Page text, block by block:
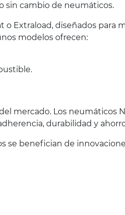
sin cambio de neumáticos.
Extraload, diseñados para
modelos ofrecen:
mercado. Los neumáticos
durabilidad y
se benefician de